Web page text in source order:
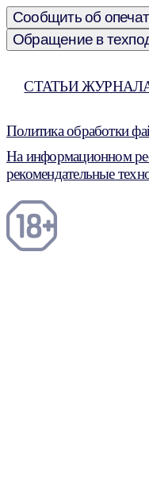
Сообщить об
Обращение в
СТАТЬИ
Политика обработки
На информационном
рекомендательные